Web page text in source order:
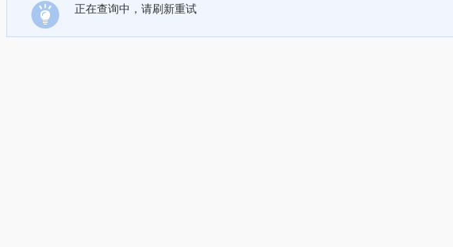
正在查询中，请刷新重试